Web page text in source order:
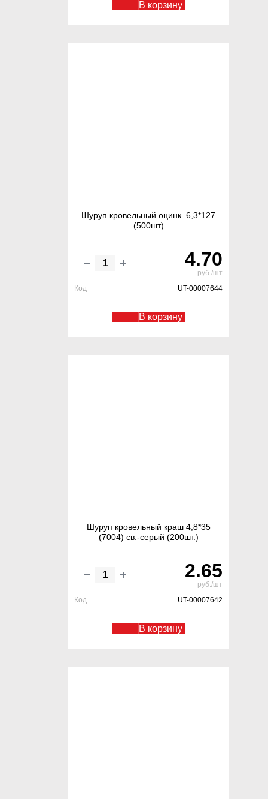
В корзину
Шуруп кровельный оцинк. 6,3*127
(500шт)
4.70
руб./шт
Код
UT-00007644
В корзину
Шуруп кровельный краш 4,8*35
(7004) св.-серый (200шт.)
2.65
руб./шт
Код
UT-00007642
В корзину